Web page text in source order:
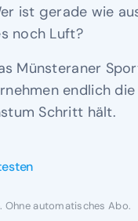
ist gerade wie
noch Luft?
Münsteraner
endlich
Schritt hält.
Ohne automatisches Abo.